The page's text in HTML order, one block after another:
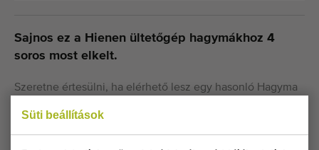
Süti beállítások
Sajnos ez a Hienen ültetőgép hagymákhoz 4
soros most elkelt.
Szeretne értesülni, ha elérhető lesz egy hasonló Hagyma